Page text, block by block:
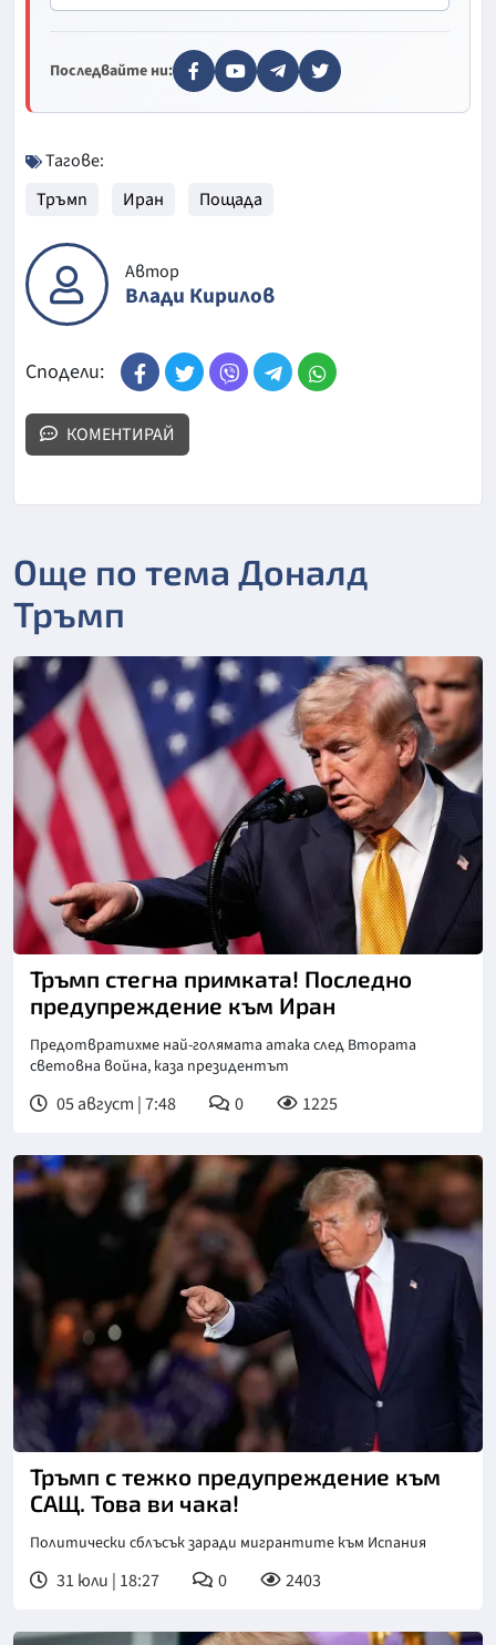
Последвайте ни:
Тагове:
Тръмп
Иран Пощада
Автор
Влади Кирилов
Сподели:
КОМЕНТИРАЙ
Още по тема Доналд
Тръмп
Снимка: Асошиейтед прес
Тръмп стегна примката! Последно
предупреждение към Иран
Предотвратихме най-голямата атака след Втората
световна война, каза президентът
05 август | 7:48 0 1225
Снимка: АП/БТА
Тръмп с тежко предупреждение към
САЩ. Това ви чака!
Политически сблъсък заради мигрантите към Испания
31 юли | 18:27 0 2403